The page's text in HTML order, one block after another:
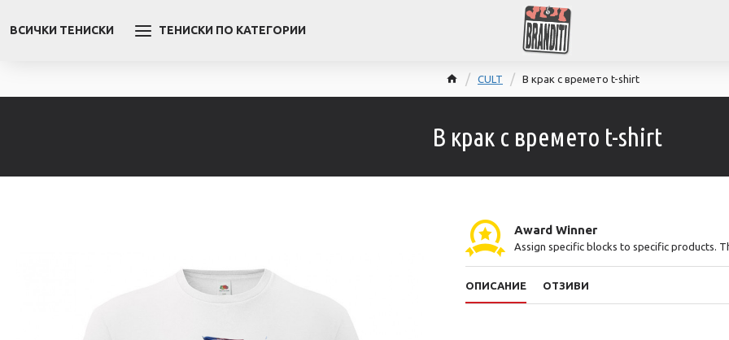
ВСИЧКИ ТЕНИСКИ ТЕНИСКИ ПО КАТЕГОРИИ
CULT В крак с времето t-shirt
В крак с времето t-shirt
ОПИСАНИЕ ОТЗИВИ
Award Winner
Assign specific blocks to specific products.